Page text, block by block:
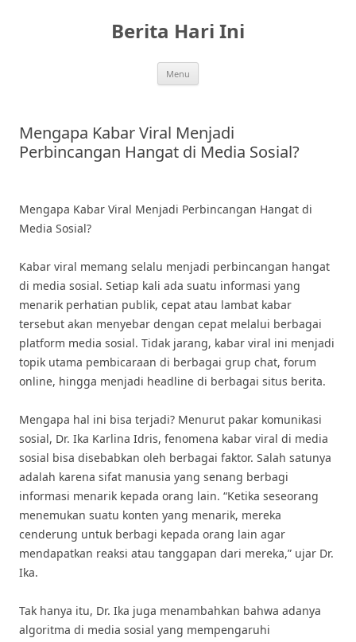
Berita Hari Ini
Menu
Mengapa Kabar Viral Menjadi
Perbincangan Hangat di Media Sosial?
Mengapa Kabar Viral Menjadi Perbincangan Hangat di
Media Sosial?
Kabar viral memang selalu menjadi perbincangan hangat
di media sosial. Setiap kali ada suatu informasi yang
menarik perhatian publik, cepat atau lambat kabar
tersebut akan menyebar dengan cepat melalui berbagai
platform media sosial. Tidak jarang, kabar viral ini menjadi
topik utama pembicaraan di berbagai grup chat, forum
online, hingga menjadi headline di berbagai situs berita.
Mengapa hal ini bisa terjadi? Menurut pakar komunikasi
sosial, Dr. Ika Karlina Idris, fenomena kabar viral di media
sosial bisa disebabkan oleh berbagai faktor. Salah satunya
adalah karena sifat manusia yang senang berbagi
informasi menarik kepada orang lain. “Ketika seseorang
menemukan suatu konten yang menarik, mereka
cenderung untuk berbagi kepada orang lain agar
mendapatkan reaksi atau tanggapan dari mereka,” ujar Dr.
Ika.
Tak hanya itu, Dr. Ika juga menambahkan bahwa adanya
algoritma di media sosial yang mempengaruhi